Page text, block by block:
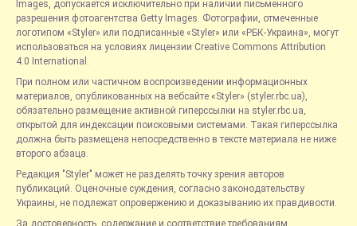
Images, допускается исключительно при наличии письменного
разрешения фотоагентства Getty Images. Фотографии, отмеченные
логотипом «Styler» или подписанные «Styler» или «РБК-Украина», могут
использоваться на условиях лицензии Creative Commons Attribution
4.0 International.
При полном или частичном воспроизведении информационных
материалов, опубликованных на вебсайте «Styler» (styler.rbc.ua),
обязательно размещение активной гиперссылки на styler.rbc.ua,
открытой для индексации поисковыми системами. Такая гиперссылка
должна быть размещена непосредственно в тексте материала не ниже
второго абзаца.
Редакция "Styler" может не разделять точку зрения авторов
публикаций. Оценочные суждения, согласно законодательству
Украины, не подлежат опровержению и доказыванию их правдивости.